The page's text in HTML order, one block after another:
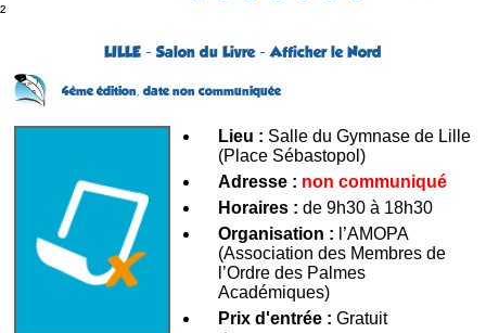
²
LILLE - Salon du Livre - Afficher le Nord
4ème édition, date non communiquée
Lieu : Salle du Gymnase de Lille
(Place Sébastopol)
Adresse : non communiqué
Horaires : de 9h30 à 18h30
Organisation : l’AMOPA
(Association des Membres de
l’Ordre des Palmes
Académiques)
Prix d'entrée : Gratuit